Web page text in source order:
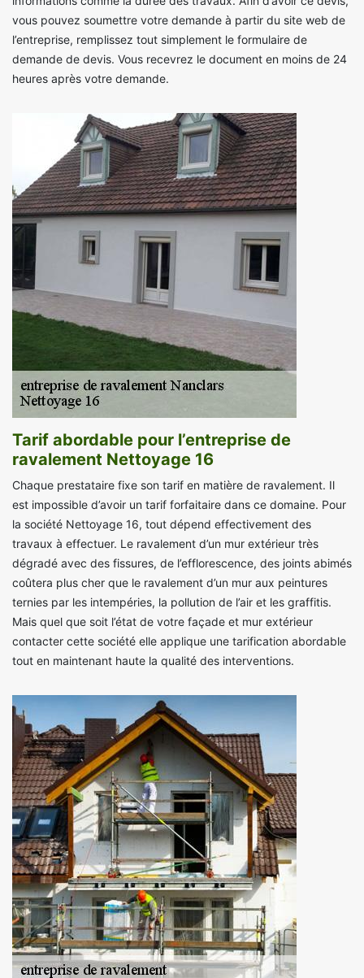
vous pouvez soumettre votre demande à partir du site web de
l’entreprise, remplissez tout simplement le formulaire de
demande de devis. Vous recevrez le document en moins de 24
heures après votre demande.
Tarif abordable pour l’entreprise de
ravalement Nettoyage 16
Chaque prestataire fixe son tarif en matière de ravalement. Il
est impossible d’avoir un tarif forfaitaire dans ce domaine. Pour
la société Nettoyage 16, tout dépend effectivement des
travaux à effectuer. Le ravalement d’un mur extérieur très
dégradé avec des fissures, de l’efflorescence, des joints abimés
coûtera plus cher que le ravalement d’un mur aux peintures
ternies par les intempéries, la pollution de l’air et les graffitis.
Mais quel que soit l’état de votre façade et mur extérieur
contacter cette société elle applique une tarification abordable
tout en maintenant haute la qualité des interventions.